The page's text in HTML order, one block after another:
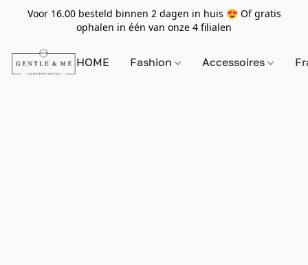
Voor 16.00 besteld binnen 2 dagen in huis 😍 Of gratis
ophalen in één van onze 4 filialen
HOME Fashion Accessoires